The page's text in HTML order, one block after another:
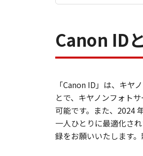
Canon ID
「Canon ID」は、キ
とで、キヤノンフォト
可能です。また、2024
一人ひとりに最適化さ
録をお願いいたします